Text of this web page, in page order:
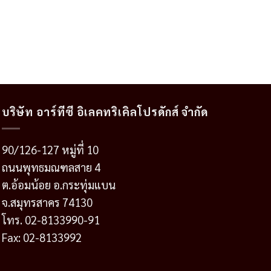
บริษัท อาร์ทีซี อิเลคทริเคิลโปรดักส์ จำกัด
90/126-127 หมู่ที่ 10
ถนนพุทธมณฑลสาย 4
ต.อ้อมน้อย อ.กระทุ่มแบน
จ.สมุทรสาคร 74130
โทร. 02-8133990-91
Fax: 02-8133992